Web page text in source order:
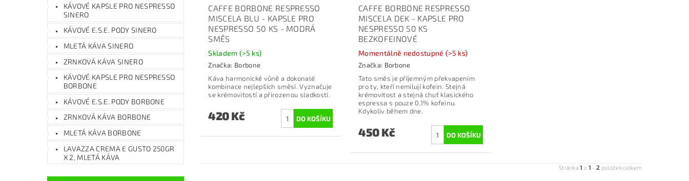
KÁVOVÉ KAPSLE PRO NESPRESSO
SINERO
KÁVOVÉ E.S.E. PODY SINERO
MLETÁ KÁVA SINERO
ZRNKOVÁ KÁVA SINERO
KÁVOVÉ KAPSLE PRO NESPRESSO
BORBONE
KÁVOVÉ E.S.E. PODY BORBONE
ZRNKOVÁ KÁVA BORBONE
MLETÁ KÁVA BORBONE
LAVAZZA CREMA E GUSTO 250GR
X 2, MLETÁ KÁVA
CAFFE BORBONE RESPRESSO
MISCELA BLU - KAPSLE PRO
NESPRESSO 50 KS - MODRÁ
SMĚS
Skladem (>5 ks)
Značka: Borbone
Káva harmonické vůně a dokonalé
kombinace nejlepších směsí. Vyznačuje
se krémovitostí a přirozenou sladkostí.
420 Kč
CAFFE BORBONE RESPRESSO
MISCELA DEK - KAPSLE PRO
NESPRESSO 50 KS
BEZKOFEINOVÉ
Momentálně nedostupné(>5 ks)
Značka: Borbone
Tato směs je příjemným překvapením
pro ty, kteří nemilují kofein. Stejná
krémovitost a stejná chuť klasického
espressa s pouze 0,1% kofeinu.
Kdykoliv během dne.
450 Kč
Stránka1 z 1 -2 položek celkem